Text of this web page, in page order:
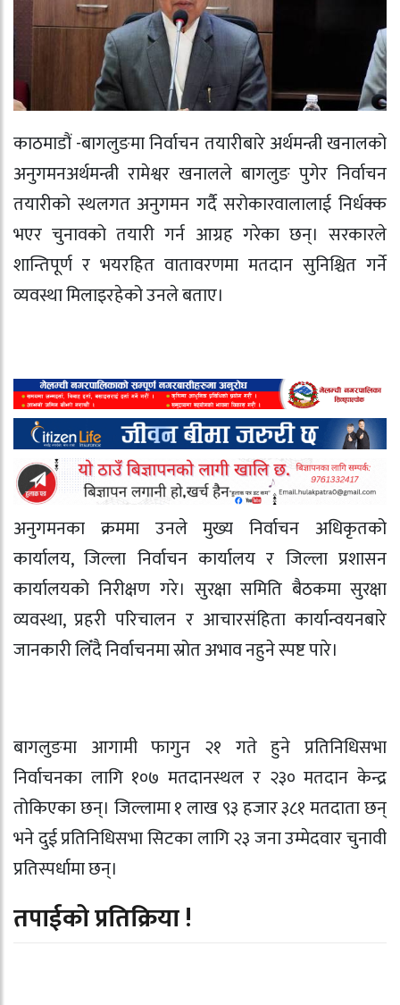
काठमाडौं -बागलुङमा निर्वाचन तयारीबारे अर्थमन्त्री खनालको
अनुगमनअर्थमन्त्री रामेश्वर खनालले बागलुङ पुगेर निर्वाचन
तयारीको स्थलगत अनुगमन गर्दै सरोकारवालालाई निर्धक्क
भएर चुनावको तयारी गर्न आग्रह गरेका छन्। सरकारले
शान्तिपूर्ण र भयरहित वातावरणमा मतदान सुनिश्चित गर्ने
व्यवस्था मिलाइरहेको उनले बताए।
अनुगमनका क्रममा उनले मुख्य निर्वाचन अधिकृतको
कार्यालय, जिल्ला निर्वाचन कार्यालय र जिल्ला प्रशासन
कार्यालयको निरीक्षण गरे। सुरक्षा समिति बैठकमा सुरक्षा
व्यवस्था, प्रहरी परिचालन र आचारसंहिता कार्यान्वयनबारे
जानकारी लिँदै निर्वाचनमा स्रोत अभाव नहुने स्पष्ट पारे।
बागलुङमा आगामी फागुन २१ गते हुने प्रतिनिधिसभा
निर्वाचनका लागि १०७ मतदानस्थल र २३० मतदान केन्द्र
तोकिएका छन्। जिल्लामा १ लाख ९३ हजार ३८१ मतदाता छन्
भने दुई प्रतिनिधिसभा सिटका लागि २३ जना उम्मेदवार चुनावी
प्रतिस्पर्धामा छन्।
तपाईको प्रतिक्रिया !